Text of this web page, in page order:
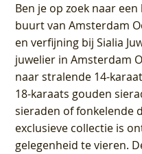
Ben je op zoek naar
buurt van Amsterdam
en verfijning bij Sialia
juwelier in Amsterdam
naar stralende 14-
18-karaats gouden
sieraden of fonkelende
exclusieve collectie is
gelegenheid te vieren.